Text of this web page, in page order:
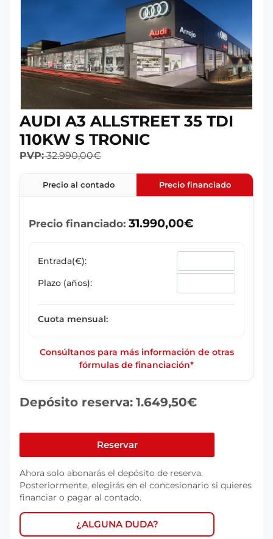
AUDI A3 ALLSTREET 35 TDI
110KW S TRONIC
PVP: 32.990,00€
Precio al contado Precio financiado
Precio financiado: 31.990,00€
Entrada(€):
Plazo (años):
Cuota mensual:
Consúltanos para más información de otras
fórmulas de financiación*
Depósito reserva: 1.649,50€
ALLSTREET
35
TDI
110KW
S
TRONIC
Reservar
Ahora solo abonarás el depósito de reserva.
Posteriormente, elegirás en el concesionario si quieres
financiar o pagar al contado.
¿ALGUNA DUDA?